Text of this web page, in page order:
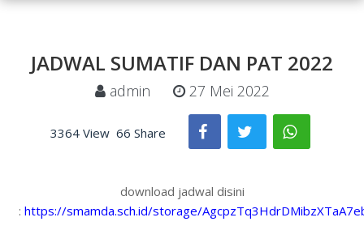
JADWAL SUMATIF DAN PAT 2022
admin 27 Mei 2022
3364 View 66 Share
download jadwal disini
: https://smamda.sch.id/storage/